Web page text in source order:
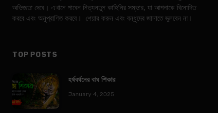
অভিজ্ঞতা দেবে। এখানে পাবেন নিত্যনতুন কাহিনির সম্ভার, যা আপনাকে বিনোদিত
করবে এবং অনুপ্রাণিত করবে। শেয়ার করুন এবং বন্ধুদের জানাতে ভুলবেন না।
TOP POSTS
হর্ষবর্ধনের বাঘ শিকার
January 4, 2025